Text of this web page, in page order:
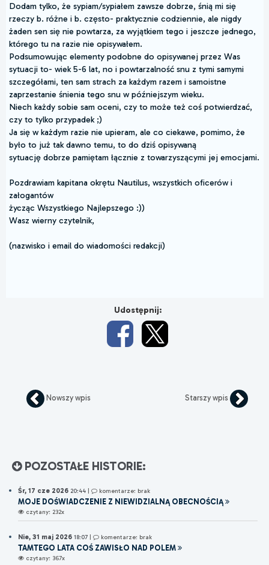
Dodam tylko, że sypiam/sypiałem zawsze dobrze, śnią mi się
rzeczy b. różne i b. często- praktycznie codziennie, ale nigdy
żaden sen się nie powtarza, za wyjątkiem tego i jeszcze jednego,
którego tu na razie nie opisywałem.
Podsumowując elementy podobne do opisywanej przez Was
sytuacji to- wiek 5-6 lat, no i powtarzalność snu z tymi samymi
szczegółami, ten sam strach za każdym razem i samoistne
zaprzestanie śnienia tego snu w późniejszym wieku.
Niech każdy sobie sam oceni, czy to może też coś potwierdzać,
czy to tylko przypadek ;)
Ja się w każdym razie nie upieram, ale co ciekawe, pomimo, że
było to już tak dawno temu, to do dziś opisywaną
sytuację dobrze pamiętam łącznie z towarzyszącymi jej emocjami.
Pozdrawiam kapitana okrętu Nautilus, wszystkich oficerów i
załogantów
życząc Wszystkiego Najlepszego :))
Wasz wierny czytelnik,
(nazwisko i email do wiadomości redakcji)
Udostępnij:
Nowszy wpis Starszy wpis
POZOSTAŁE HISTORIE:
Śr, 17 cze 2026 20:44 komentarze: brak
MOJE DOŚWIADCZENIE Z NIEWIDZIALNĄ OBECNOŚCIĄ
czytany: 232x
Nie, 31 maj 2026 18:07 | komentarze: brak
TAMTEGO LATA COŚ ZAWISŁO NAD POLEM
czytany: 367x